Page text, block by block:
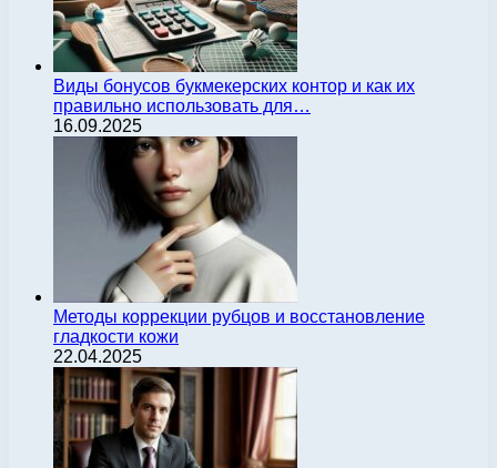
Виды бонусов букмекерских контор и как их
правильно использовать для…
16.09.2025
Методы коррекции рубцов и восстановление
гладкости кожи
22.04.2025